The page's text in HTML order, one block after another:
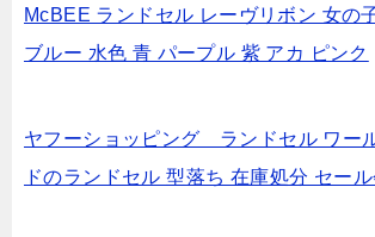
McBEE ランドセル レーヴリボン 女の
ブルー 水色 青 パープル 紫 アカ ピンク
ヤフーショッピング ランドセル ワー
ドのランドセル 型落ち 在庫処分 セー